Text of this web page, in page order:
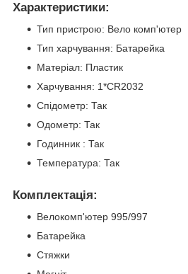
Характеристики:
Тип пристрою: Вело комп'ютер
Тип харчування: Батарейка
Матеріал: Пластик
Харчування: 1*CR2032
Спідометр: Так
Одометр: Так
Годинник : Так
Температура: Так
Комплектація:
Велокомп'ютер 995/997
Батарейка
Стяжки